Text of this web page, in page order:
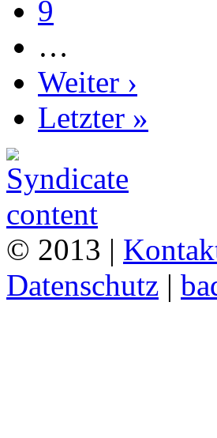
9
…
Weiter ›
Letzter »
© 2013 |
Datenschutz |